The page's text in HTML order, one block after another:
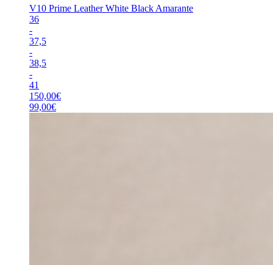
V10 Prime Leather White Black Amarante
36
-
37,5
-
38,5
-
41
150,00€
99,00€